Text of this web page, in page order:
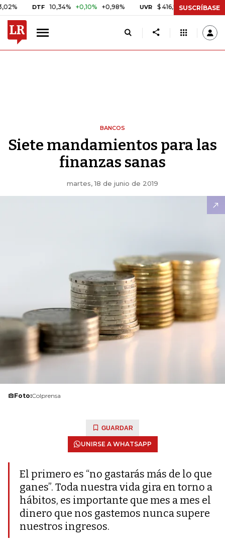
DTF 10,34% +0,10% +0,98% UVR $ 416,96 +$ 0,05 +0,01%
SUSCRÍBASE
BANCOS
Siete mandamientos para las
finanzas sanas
martes, 18 de junio de 2019
Foto:Colprensa
GUARDAR
UNIRSE A WHATSAPP
El primero es “no gastarás más de lo que
ganes”. Toda nuestra vida gira en torno a
hábitos, es importante que mes a mes el
dinero que nos gastemos nunca supere
nuestros ingresos.